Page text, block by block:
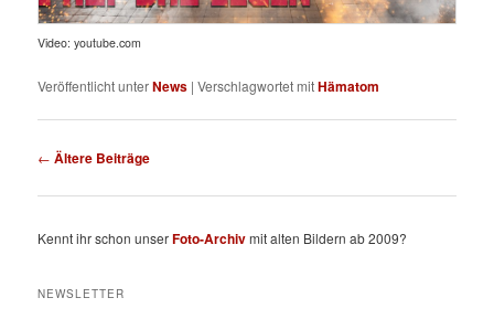
Video: youtube.com
Veröffentlicht unterNews |Verschlagwortet mitHämatom
Beitragsnavigation
← Ältere Beiträge
Kennt ihr schon unserFoto-Archivmit alten Bildern ab 2009?
NEWSLETTER